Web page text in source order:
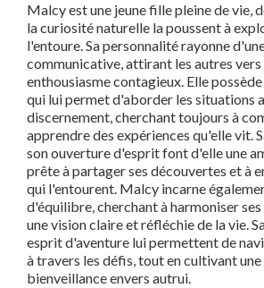
Malcy est une jeune fille pleine de vie,
la curiosité naturelle la poussent à
l'entoure. Sa personnalité rayonne
communicative, attirant les autres vers
enthousiasme contagieux. Elle possède
qui lui permet d'aborder les situations
discernement, cherchant toujours à
apprendre des expériences qu'elle vit.
son ouverture d'esprit font d'elle une
prête à partager ses découvertes et à
qui l'entourent. Malcy incarne
d'équilibre, cherchant à harmoniser
une vision claire et réfléchie de la vie.
esprit d'aventure lui permettent de
à travers les défis, tout en cultivant
bienveillance envers autrui.